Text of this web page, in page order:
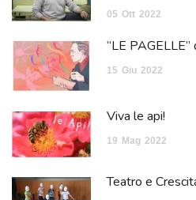
05 Ott 2022
“LE
15 Giu 2022
Viva le api!
19 Mag 2022
Teatro e